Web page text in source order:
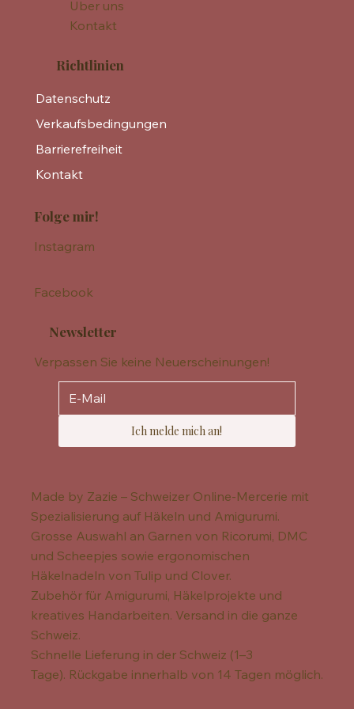
Über uns
Kontakt
Richtlinien
Datenschutz
Verkaufsbedingungen
Barrierefreiheit
Kontakt
Folge mir!
Instagram
Facebook
Newsletter
Verpassen Sie keine Neuerscheinungen!
Ich melde mich an!
Made by Zazie – Schweizer Online-Mercerie mit
Spezialisierung auf Häkeln und Amigurumi.
Grosse Auswahl an Garnen von Ricorumi, DMC
und Scheepjes sowie ergonomischen
Häkelnadeln von Tulip und Clover.
Zubehör für Amigurumi, Häkelprojekte und
kreatives Handarbeiten. Versand in die ganze
Schweiz.
Schnelle Lieferung in der Schweiz (1–3
Tage). Rückgabe innerhalb von 14 Tagen möglich.